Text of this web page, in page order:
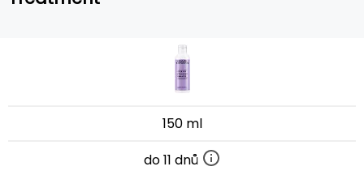
150 ml
do 11 dnů